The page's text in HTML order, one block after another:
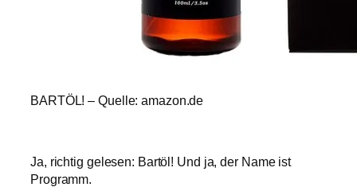
BARTÖL! – Quelle: amazon.de
Ja, richtig gelesen: Bartöl! Und ja, der Name ist
Programm.